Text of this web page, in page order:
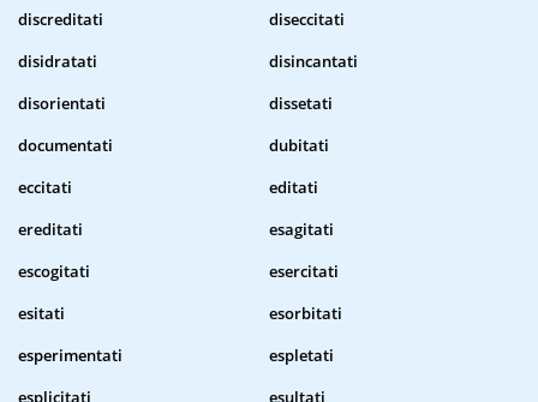
discreditati
diseccitati
disidratati
disincantati
disorientati
dissetati
documentati
dubitati
eccitati
editati
ereditati
esagitati
escogitati
esercitati
esitati
esorbitati
esperimentati
espletati
esplicitati
esultati